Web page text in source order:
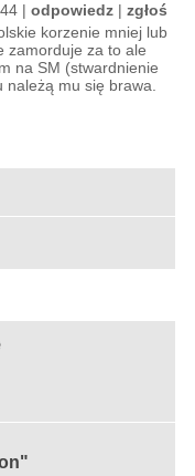
|odpowiedz |zgłoś
korzenie mniej lub
zamorduje za to ale
na SM (stwardnienie
należą mu się brawa.